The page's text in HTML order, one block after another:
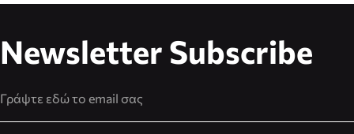
Newsletter Subscribe